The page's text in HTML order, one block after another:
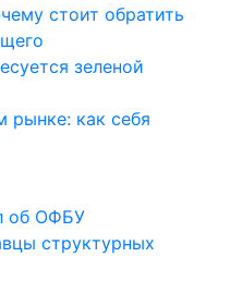
стоит обратить
зеленой
рынке: как себя
структурных